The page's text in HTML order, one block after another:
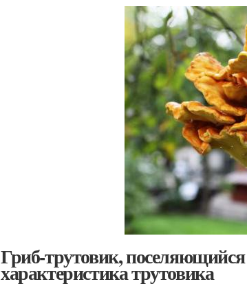
Гриб-трутовик,
характеристика трутовика